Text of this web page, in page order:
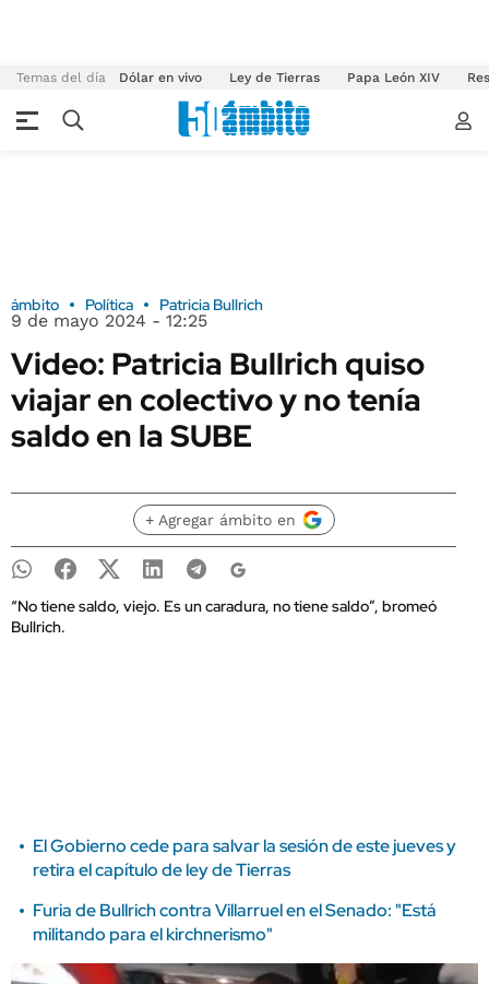
Temas del día Dólar en vivo Ley de Tierras Papa León XIV
ámbito Política Patricia Bullrich
9 de mayo 2024 - 12:25
Video: Patricia Bullrich quiso
viajar en colectivo y no tenía
saldo en la SUBE
+ Agregar ámbito en
“No tiene saldo, viejo. Es un caradura, no tiene saldo”, bromeó
Bullrich.
El Gobierno cede para salvar la sesión de este jueves y
retira el capítulo de ley de Tierras
Furia de Bullrich contra Villarruel en el Senado: "Está
militando para el kirchnerismo"